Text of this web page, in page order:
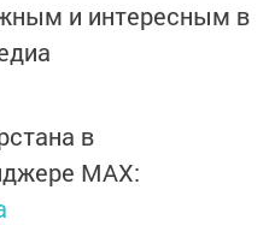
и интересным в
в
MАХ: